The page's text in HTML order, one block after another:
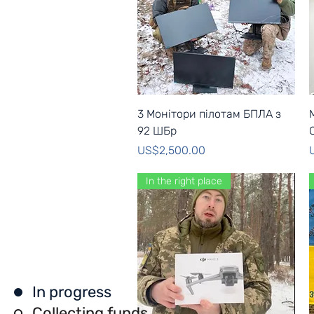
In progress
Quick View
3 Монітори пілотам БПЛА з
92 ШБр
Price
US$2,500.00
In the right place